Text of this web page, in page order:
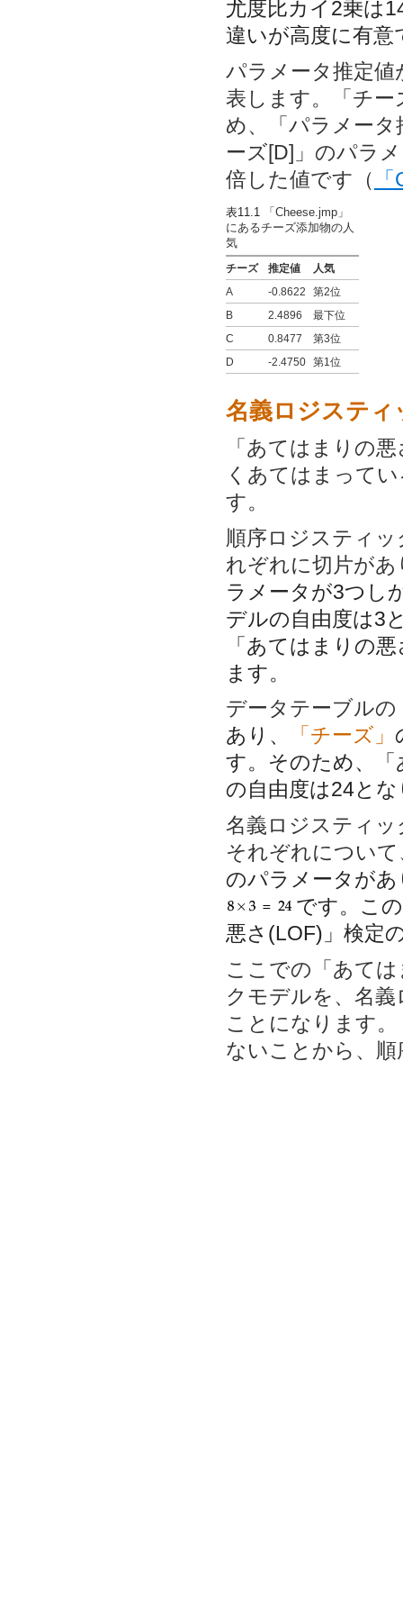
尤度比カイ2乗は
違いが高度に有
パラメータ推定値
表します。「チー
め、「パラメー
ーズ[D]」のパラ
倍した値です（
表11.1
「Cheese.jmp」
にあるチーズ添加物の人
気
チーズ 推定値
人気
A
-0.8622
第2位
B
2.4896
最下位
C
0.8477
第3位
D
-2.4750 第1位
名義ロジスティ
「あてはまりの
くあてはまって
す。
順序ロジスティ
れぞれに切片が
ラメータが3つし
デルの自由度は3
「あてはまりの
ます。
データテーブルの
あり、
「チーズ」
す。そのため、
の自由度は24と
名義ロジスティ
それぞれについ
のパラメータが
です。こ
悪さ(LOF)」検定
ここでの「あて
クモデルを、名
ことになります
ないことから、